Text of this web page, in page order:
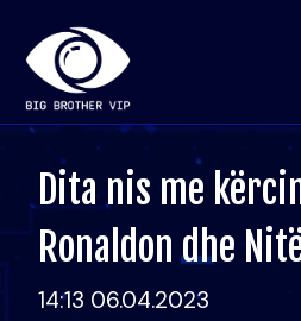
Dita nis me
Ronaldon dhe
14:13 06.04.2023